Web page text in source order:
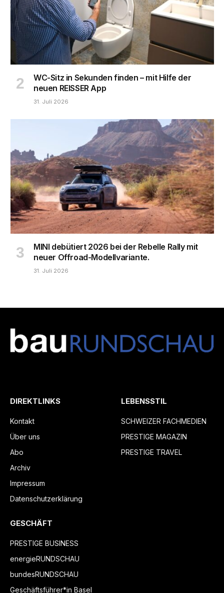
WC-Sitz in Sekunden finden – mit Hilfe der
neuen REISSER App
31. Juli 2026
MINI debütiert 2026 bei der Rebelle Rally mit
neuer Offroad-Modellvariante.
31. Juli 2026
DIREKTLINKS
Kontakt
Über uns
Abo
Archiv
Impressum
Datenschutzerklärung
LEBENSSTIL
SCHWEIZER FACHMEDIEN
PRESTIGE MAGAZIN
PRESTIGE TRAVEL
GESCHÄFT
PRESTIGE BUSINESS
energieRUNDSCHAU
bundesRUNDSCHAU
Geschäftsführer*in Basel